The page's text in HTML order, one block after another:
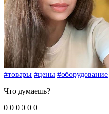
#товары #цены #оборудование
Что думаешь?
0 0 0 0 0 0